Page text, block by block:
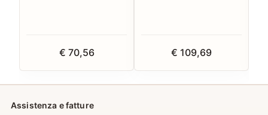
€ 70,56 € 109,69
Assistenza e fatture